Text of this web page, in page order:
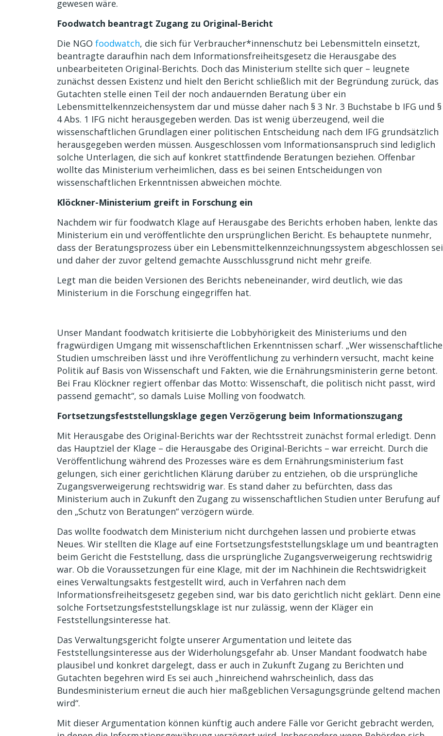
gewesen wäre.
Foodwatch beantragt Zugang zu Original-Bericht
Die NGO foodwatch, die sich für Verbraucher*innenschutz bei Lebensmitteln einsetzt,
beantragte daraufhin nach dem Informationsfreiheitsgesetz die Herausgabe des
unbearbeiteten Original-Berichts. Doch das Ministerium stellte sich quer – leugnete
zunächst dessen Existenz und hielt den Bericht schließlich mit der Begründung zurück, das
Gutachten stelle einen Teil der noch andauernden Beratung über ein
Lebensmittelkennzeichensystem dar und müsse daher nach § 3 Nr. 3 Buchstabe b IFG und §
4 Abs. 1 IFG nicht herausgegeben werden. Das ist wenig überzeugend, weil die
wissenschaftlichen Grundlagen einer politischen Entscheidung nach dem IFG grundsätzlich
herausgegeben werden müssen. Ausgeschlossen vom Informationsanspruch sind lediglich
solche Unterlagen, die sich auf konkret stattfindende Beratungen beziehen. Offenbar
wollte das Ministerium verheimlichen, dass es bei seinen Entscheidungen von
wissenschaftlichen Erkenntnissen abweichen möchte.
Klöckner-Ministerium greift in Forschung ein
Nachdem wir für foodwatch Klage auf Herausgabe des Berichts erhoben haben, lenkte das
Ministerium ein und veröffentlichte den ursprünglichen Bericht. Es behauptete nunmehr,
dass der Beratungsprozess über ein Lebensmittelkennzeichnungssystem abgeschlossen sei
und daher der zuvor geltend gemachte Ausschlussgrund nicht mehr greife.
Legt man die beiden Versionen des Berichts nebeneinander, wird deutlich, wie das
Ministerium in die Forschung eingegriffen hat.
Unser Mandant foodwatch kritisierte die Lobbyhörigkeit des Ministeriums und den
fragwürdigen Umgang mit wissenschaftlichen Erkenntnissen scharf. „Wer wissenschaftliche
Studien umschreiben lässt und ihre Veröffentlichung zu verhindern versucht, macht keine
Politik auf Basis von Wissenschaft und Fakten, wie die Ernährungsministerin gerne betont.
Bei Frau Klöckner regiert offenbar das Motto: Wissenschaft, die politisch nicht passt, wird
passend gemacht“, so damals Luise Molling von foodwatch.
Fortsetzungsfeststellungsklage gegen Verzögerung beim Informationszugang
Mit Herausgabe des Original-Berichts war der Rechtsstreit zunächst formal erledigt. Denn
das Hauptziel der Klage – die Herausgabe des Original-Berichts – war erreicht. Durch die
Veröffentlichung während des Prozesses wäre es dem Ernährungsministerium fast
gelungen, sich einer gerichtlichen Klärung darüber zu entziehen, ob die ursprüngliche
Zugangsverweigerung rechtswidrig war. Es stand daher zu befürchten, dass das
Ministerium auch in Zukunft den Zugang zu wissenschaftlichen Studien unter Berufung auf
den „Schutz von Beratungen“ verzögern würde.
Das wollte foodwatch dem Ministerium nicht durchgehen lassen und probierte etwas
Neues. Wir stellten die Klage auf eine Fortsetzungsfeststellungsklage um und beantragten
beim Gericht die Feststellung, dass die ursprüngliche Zugangsverweigerung rechtswidrig
war. Ob die Voraussetzungen für eine Klage, mit der im Nachhinein die Rechtswidrigkeit
eines Verwaltungsakts festgestellt wird, auch in Verfahren nach dem
Informationsfreiheitsgesetz gegeben sind, war bis dato gerichtlich nicht geklärt. Denn eine
solche Fortsetzungsfeststellungsklage ist nur zulässig, wenn der Kläger ein
Feststellungsinteresse hat.
Das Verwaltungsgericht folgte unserer Argumentation und leitete das
Feststellungsinteresse aus der Widerholungsgefahr ab. Unser Mandant foodwatch habe
plausibel und konkret dargelegt, dass er auch in Zukunft Zugang zu Berichten und
Gutachten begehren wird Es sei auch „hinreichend wahrscheinlich, dass das
Bundesministerium erneut die auch hier maßgeblichen Versagungsgründe geltend machen
wird“.
Mit dieser Argumentation können künftig auch andere Fälle vor Gericht gebracht werden,